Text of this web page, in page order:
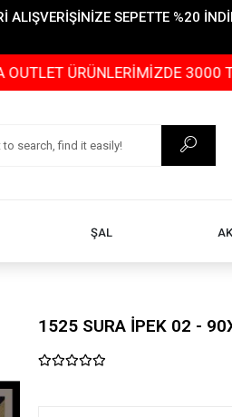
ALIŞVERİŞİNİZE SEPETTE %20
ÜRÜNLERİMİZDE 3000 TL ve
ŞAL
1525 SURA İPEK 02 -